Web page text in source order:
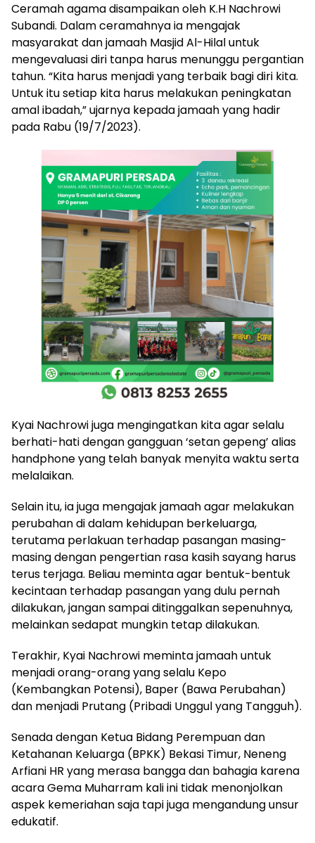
Ceramah agama disampaikan oleh K.H Nachrowi
Subandi. Dalam ceramahnya ia mengajak
masyarakat dan jamaah Masjid Al-Hilal untuk
mengevaluasi diri tanpa harus menunggu pergantian
tahun. “Kita harus menjadi yang terbaik bagi diri kita.
Untuk itu setiap kita harus melakukan peningkatan
amal ibadah,” ujarnya kepada jamaah yang hadir
pada Rabu (19/7/2023).
Kyai Nachrowi juga mengingatkan kita agar selalu
berhati-hati dengan gangguan ‘setan gepeng’ alias
handphone yang telah banyak menyita waktu serta
melalaikan.
Selain itu, ia juga mengajak jamaah agar melakukan
perubahan di dalam kehidupan berkeluarga,
terutama perlakuan terhadap pasangan masing-
masing dengan pengertian rasa kasih sayang harus
terus terjaga. Beliau meminta agar bentuk-bentuk
kecintaan terhadap pasangan yang dulu pernah
dilakukan, jangan sampai ditinggalkan sepenuhnya,
melainkan sedapat mungkin tetap dilakukan.
Terakhir, Kyai Nachrowi meminta jamaah untuk
menjadi orang-orang yang selalu Kepo
(Kembangkan Potensi), Baper (Bawa Perubahan)
dan menjadi Prutang (Pribadi Unggul yang Tangguh).
Senada dengan Ketua Bidang Perempuan dan
Ketahanan Keluarga (BPKK) Bekasi Timur, Neneng
Arfiani HR yang merasa bangga dan bahagia karena
acara Gema Muharram kali ini tidak menonjolkan
aspek kemeriahan saja tapi juga mengandung unsur
edukatif.